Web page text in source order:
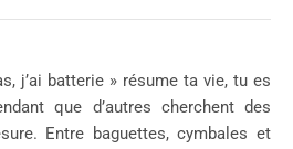
j’ai batterie » résume ta vie, tu es
que d’autres cherchent des
Entre baguettes, cymbales et